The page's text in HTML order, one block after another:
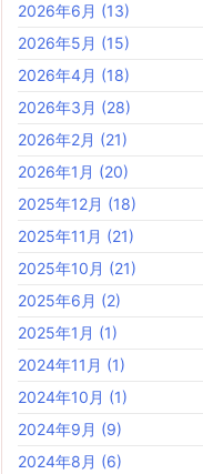
2026年6月 (13)
2026年5月 (15)
2026年4月 (18)
2026年3月 (28)
2026年2月 (21)
2026年1月 (20)
2025年12月 (18)
2025年11月 (21)
2025年10月 (21)
2025年6月 (2)
2025年1月 (1)
2024年11月 (1)
2024年10月 (1)
2024年9月 (9)
2024年8月 (6)